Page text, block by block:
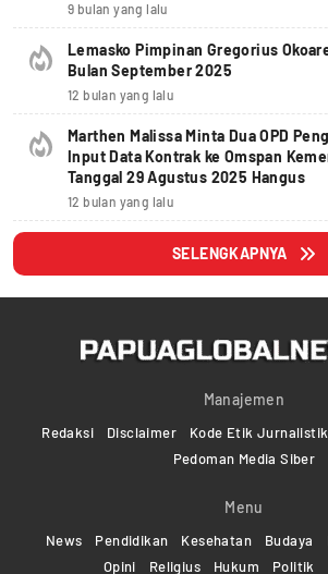
9 bulan yang lalu
Lemasko Pimpinan Gregorius
Bulan September 2025
12 bulan yang lalu
Marthen Malissa Minta Dua OPD
Input Data Kontrak ke Omspan
Tanggal 29 Agustus 2025 Hangus
12 bulan yang lalu
SELENGKAPNYA
Manajemen
Redaksi Disclaimer Kode Etik Jurnalistik
Pedoman Media Siber
Menu
News Pendidikan Kesehatan Budaya
Opini
Religius Hukum Politik